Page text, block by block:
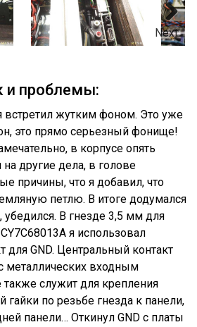
Next
и проблемы:
встретил жутким фоном. Это уже
это прямо серьезный фонище!
в корпусе опять
другие дела, в голове
причины, что я добавил, что
петлю. В итоге додумался
В гнезде 3,5 мм для
я использовал
для GND. Центральный контакт
металлических входным
также служит для крепления
гайки по резьбе гнезда к панели,
панели… Откинул GND с платы